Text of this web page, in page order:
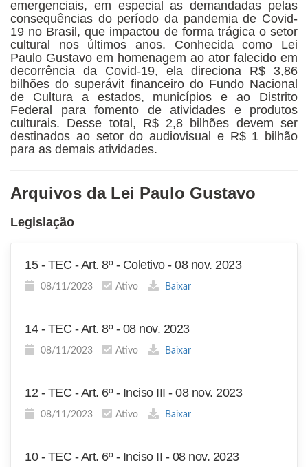
emergenciais, em especial as demandadas pelas
consequências do período da pandemia de Covid-
19 no Brasil, que impactou de forma trágica o setor
cultural nos últimos anos. Conhecida como Lei
Paulo Gustavo em homenagem ao ator falecido em
decorrência da Covid-19, ela direciona R$ 3,86
bilhões do superávit financeiro do Fundo Nacional
de Cultura a estados, municípios e ao Distrito
Federal para fomento de atividades e produtos
culturais. Desse total, R$ 2,8 bilhões devem ser
destinados ao setor do audiovisual e R$ 1 bilhão
para as demais atividades.
Arquivos da Lei Paulo Gustavo
Legislação
15 - TEC - Art. 8º - Coletivo - 08 nov. 2023
08/11/2023 Ativo Baixar
14 - TEC - Art. 8º - 08 nov. 2023
08/11/2023 Ativo Baixar
12 - TEC - Art. 6º - Inciso III - 08 nov. 2023
08/11/2023 Ativo Baixar
10 - TEC - Art. 6º - Inciso II - 08 nov. 2023